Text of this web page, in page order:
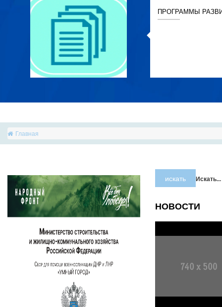
ПРОГРАММЫ
Главная
искать Искать...
НОВОСТИ